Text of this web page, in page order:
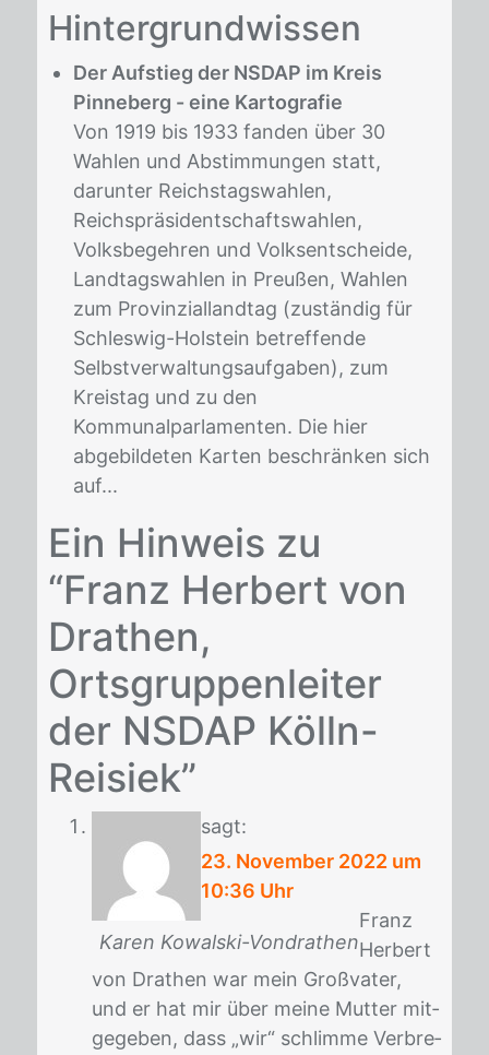
Hin­ter­grund­wis­sen
Der Aufstieg der NSDAP im Kreis
Pinneberg - eine Kartografie
Von 1919 bis 1933 fanden über 30
Wahlen und Abstimmungen statt,
darunter Reichstagswahlen,
Reichspräsidentschaftswahlen,
Volksbegehren und Volksentscheide,
Landtagswahlen in Preußen, Wahlen
zum Provinziallandtag (zuständig für
Schleswig-Holstein betreffende
Selbstverwaltungsaufgaben), zum
Kreistag und zu den
Kommunalparlamenten. Die hier
abgebildeten Karten beschränken sich
auf...
Ein Hinweis zu
“Franz Herbert von
Drathen,
Ortsgruppenleiter
der NSDAP Kölln-
Reisiek”
Karen Kowalski-Vondrathen
sagt:
23. November 2022 um
10:36 Uhr
Franz
Her­bert
von Dra­then war mein Groß­va­ter,
und er hat mir über mei­ne Mut­ter mit­
ge­ge­ben, dass „wir“ schlim­me Ver­bre­